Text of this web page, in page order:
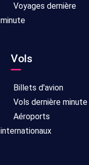
Voyages dernière
minute
Vols
Billets d'avion
Vols dernière minute
Aéroports
internationaux